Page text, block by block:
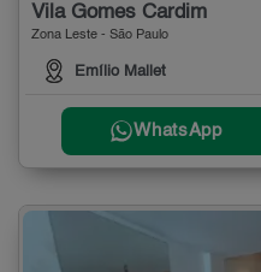
Vila Gomes Cardim
Zona Leste - São Paulo
Emílio Mallet
WhatsApp